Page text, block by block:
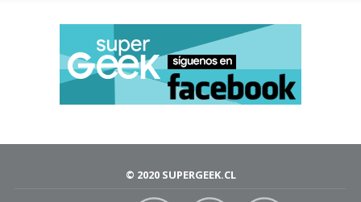
© 2020 SUPERGEEK.CL